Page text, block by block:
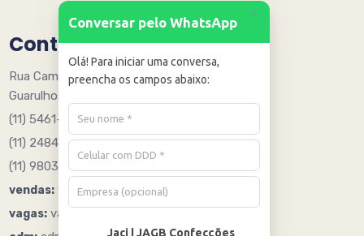
Contato
Rua Caminho Quinze 205 - Água Chata
Guarulhos - SP - 07251005
(11) 5461-6078
(11) 2484-8090
(11) 98036-2229
vendas: vendas@jagb.com.br
vagas: vagas@jagb.com.br
+
Conversar pelo WhatsApp
Olá! Para iniciar uma conversa,
preencha os campos abaixo:
Jaci | JAGB Confecções